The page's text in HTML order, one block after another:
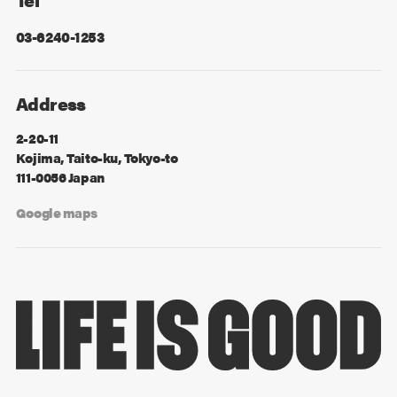
03-6240-1253
Address
2-20-11
Kojima, Taito-ku, Tokyo-to
111-0056 Japan
Google maps